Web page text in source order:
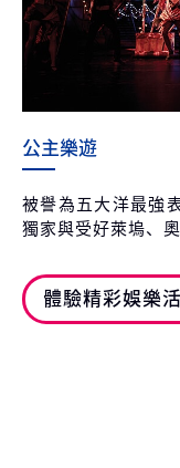
公主樂遊
被譽為五大洋最強
獨家與受好萊塢、
體驗精彩娛樂